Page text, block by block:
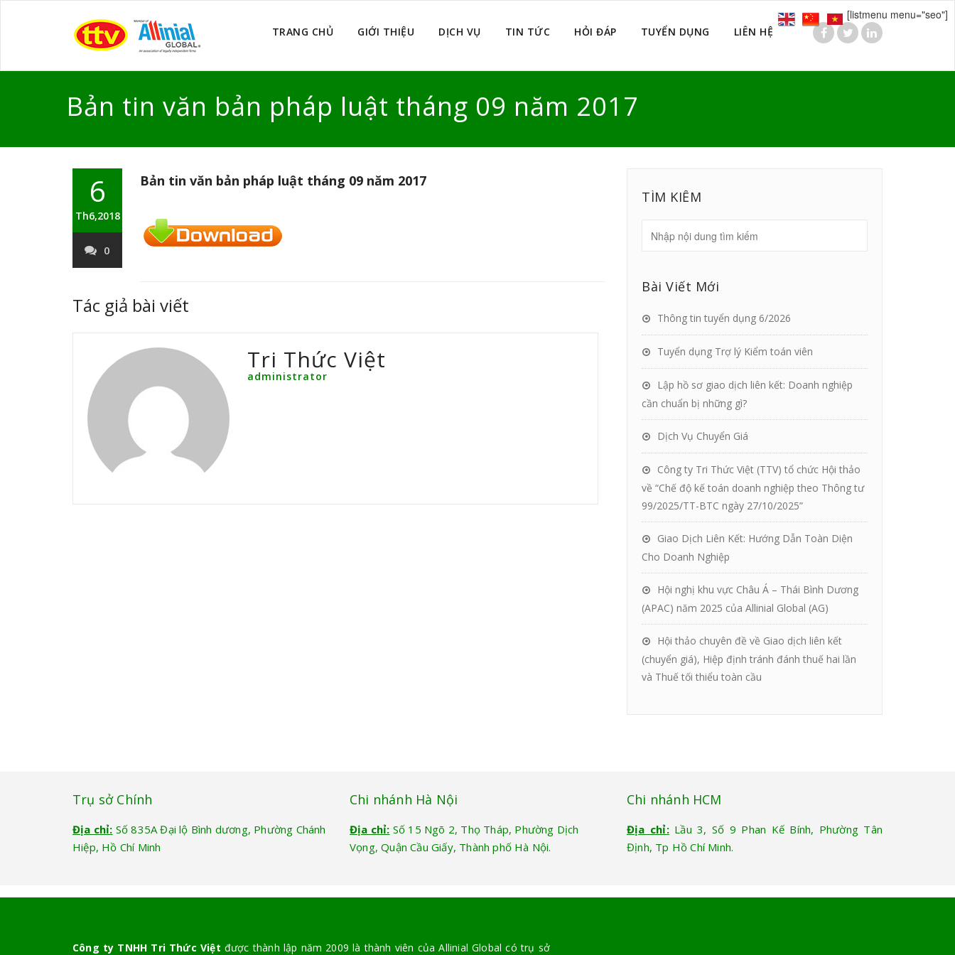
TRANG CHỦ GIỚI THIỆU DỊCH VỤ TIN TỨC HỎI ĐÁP TUYỂN DỤNG LIÊN HỆ
Bản tin văn bản pháp luật tháng 09 năm 2017
6
Th6,2018
0
Bản tin văn bản pháp luật tháng 09 năm 2017
Tác giả bài viết
Tri Thức Việt
administrator
TÌM KIẾM
Bài Viết Mới
Thông tin tuyển dụng 6/2026
Tuyển dụng Trợ lý Kiểm toán viên
Lập hồ sơ giao dịch liên kết: Doanh nghiệp
cần chuẩn bị những gì?
Dịch Vụ Chuyển Giá
Công ty Tri Thức Việt (TTV) tổ chức Hội thảo
về “Chế độ kế toán doanh nghiệp theo Thông tư
99/2025/TT-BTC ngày 27/10/2025”
Giao Dịch Liên Kết: Hướng Dẫn Toàn Diện
Cho Doanh Nghiệp
Hội nghị khu vực Châu Á – Thái Bình Dương
(APAC) năm 2025 của Allinial Global (AG)
Hội thảo chuyên đề về Giao dịch liên kết
(chuyển giá), Hiệp định tránh đánh thuế hai lần
và Thuế tối thiểu toàn cầu
Trụ sở Chính
Địa chỉ: Số 835A Đại lộ Bình dương, Phường Chánh
Hiệp, Hồ Chí Minh
Chi nhánh Hà Nội
Địa chỉ: Số 15 Ngõ 2, Thọ Tháp, Phường Dịch
Vọng, Quận Cầu Giấy, Thành phố Hà Nội.
Chi nhánh HCM
Địa chỉ:Lầu 3, Số 9 Phan Kế Bính, Phường Tân
Định, Tp Hồ Chí Minh.
Công ty TNHH Tri Thức Việt được thành lập năm 2009 là thành viên của Allinial Global có trụ sở
[listmenu menu="seo"]